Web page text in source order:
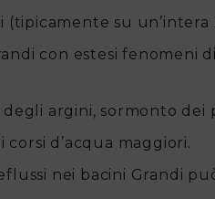
(tipicamente su
con estesi
argini, sormonto
d’acqua maggiori.
nei bacini Grandi